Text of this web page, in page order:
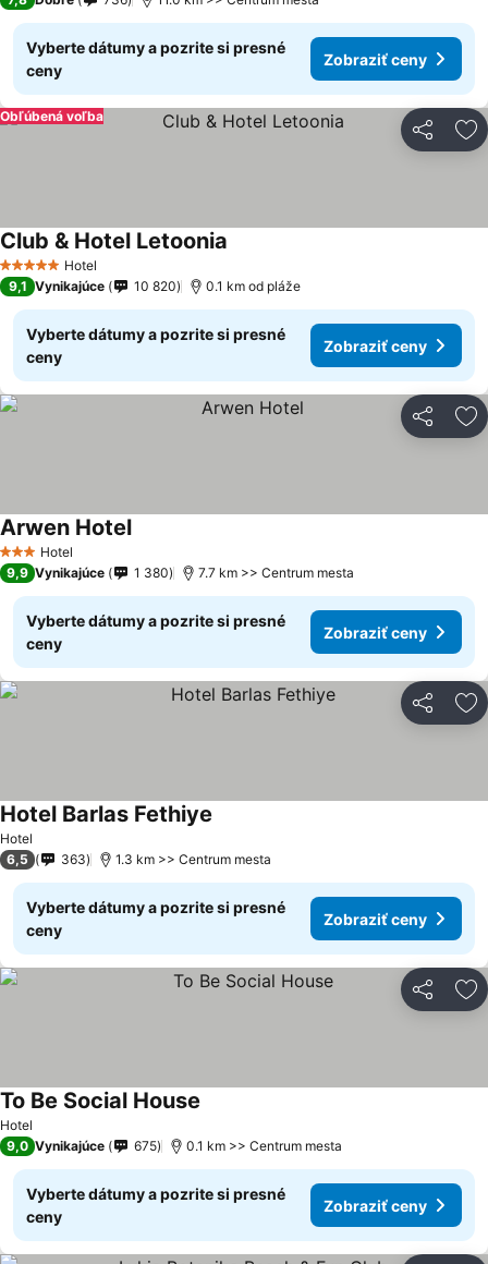
Vyberte dátumy a pozrite si presné
ceny
Zobraziť ceny
Zdieľať
Obľúbená voľba
5 Počet hviezdičiek
Hotel
Club & Hotel Letoonia
9,1 Vynikajúce 10 820 0.1 km od pláže
Vyberte dátumy a pozrite si presné
ceny
Zobraziť ceny
Zdieľať
3 Počet hviezdičiek
Hotel
Arwen Hotel
9,9 Vynikajúce 1 380 7.7 km >> Centrum mesta
Vyberte dátumy a pozrite si presné
ceny
Zobraziť ceny
Zdieľať
Hotel
Hotel Barlas Fethiye
6,5 363 1.3 km >> Centrum mesta
Vyberte dátumy a pozrite si presné
ceny
Zobraziť ceny
Zdieľať
Hotel
To Be Social House
9,0 Vynikajúce 675 0.1 km >> Centrum mesta
Vyberte dátumy a pozrite si presné
ceny
Zobraziť ceny